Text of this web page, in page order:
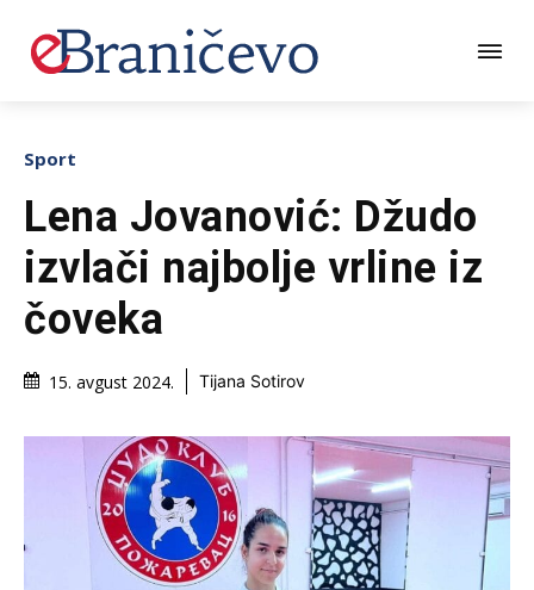
Sport
Lena Jovanović: Džudo
izvlači najbolje vrline iz
čoveka
15. avgust 2024. Tijana Sotirov